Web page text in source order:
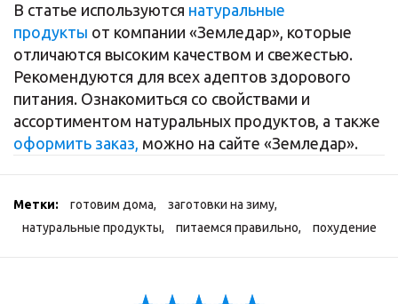
В статье используются натуральные
продукты от компании «Земледар», которые
отличаются высоким качеством и свежестью.
Рекомендуются для всех адептов здорового
питания. Ознакомиться со свойствами и
ассортиментом натуральных продуктов, а также
оформить заказ, можно на сайте «Земледар».
Метки: готовим дома, заготовки на зиму,
натуральные продукты, питаемся правильно, похудение